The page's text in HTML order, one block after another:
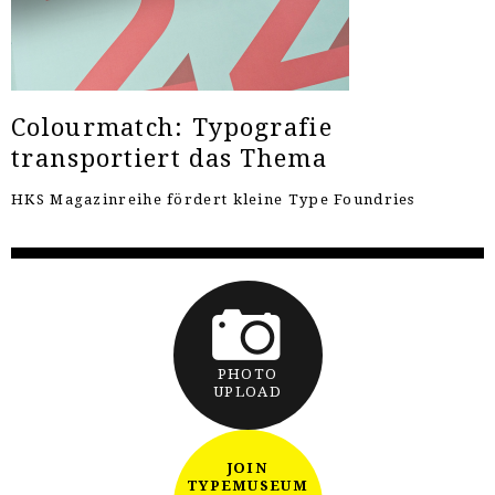
Colourmatch: Typografie
transportiert das Thema
HKS Magazinreihe fördert kleine Type Foundries
PHOTO
UPLOAD
JOIN
TYPEMUSEUM